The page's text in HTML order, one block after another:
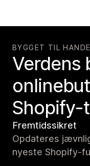
BYGGET TIL
Verdens
Shopify-
Fremtidssikret
Opdateres
nyeste Shopify-